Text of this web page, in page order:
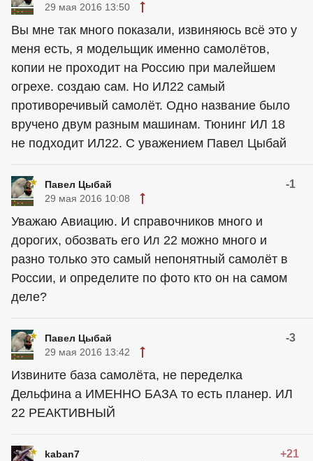
29 мая 2016 13:50
Вы мне так много показали, извиняюсь всё это у
меня есть, я модельщик именно самолётов,
копии не проходит на Россию при малейшем
огрехе. создаю сам. Но ИЛ22 самый
противоречивый самолёт. Одно название было
вручено двум разным машинам. Тюнинг ИЛ 18
не подходит ИЛ22. С уважением Павел Цыбай
Павел Цыбай -1
29 мая 2016 10:08
Уважаю Авиацию. И справочников много и
дорогих, обозвать его Ил 22 можно много и
разно только это самый непонятный самолёт в
России, и определите по фото кто он на самом
деле?
Павел Цыбай -3
29 мая 2016 13:42
Извините база самолёта, не переделка
Дельфина а ИМЕННО БАЗА то есть планер. ИЛ
22 РЕАКТИВНЫЙ
kaban7 +21